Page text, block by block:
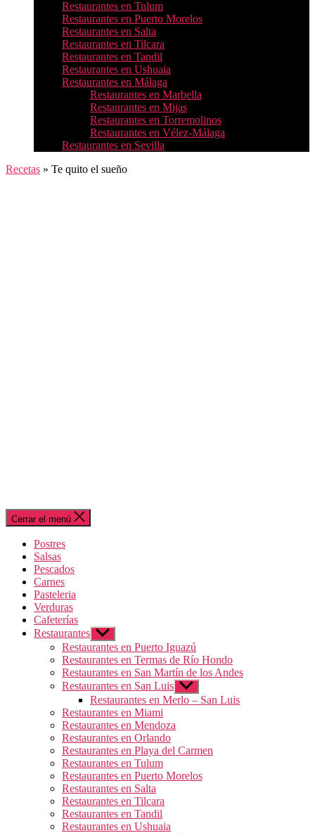
Restaurantes en Tulum
Restaurantes en Puerto Morelos
Restaurantes en Salta
Restaurantes en Tilcara
Restaurantes en Tandil
Restaurantes en Ushuaia
Restaurantes en Málaga
Restaurantes en Marbella
Restaurantes en Mijas
Restaurantes en Torremolinos
Restaurantes en Vélez-Málaga
Restaurantes en Sevilla
Recetas » Te quito el sueño
Cerrar el menú
Postres
Salsas
Pescados
Carnes
Pasteleria
Verduras
Cafeterías
Restaurantes Mostrar
el
submenú
Restaurantes en Puerto Iguazú
Restaurantes en Termas de Río Hondo
Restaurantes en San Martín de los Andes
Restaurantes en San Luis Mostrar
el
submenú
Restaurantes en Merlo – San Luis
Restaurantes en Miami
Restaurantes en Mendoza
Restaurantes en Orlando
Restaurantes en Playa del Carmen
Restaurantes en Tulum
Restaurantes en Puerto Morelos
Restaurantes en Salta
Restaurantes en Tilcara
Restaurantes en Tandil
Restaurantes en Ushuaia